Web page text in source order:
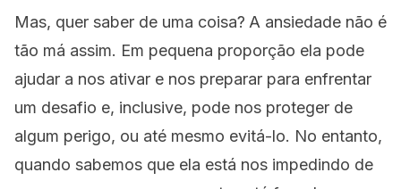
Mas, quer saber de uma coisa? A ansiedade não é
tão má assim. Em pequena proporção ela pode
ajudar a nos ativar e nos preparar para enfrentar
um desafio e, inclusive, pode nos proteger de
algum perigo, ou até mesmo evitá-lo. No entanto,
quando sabemos que ela está nos impedindo de